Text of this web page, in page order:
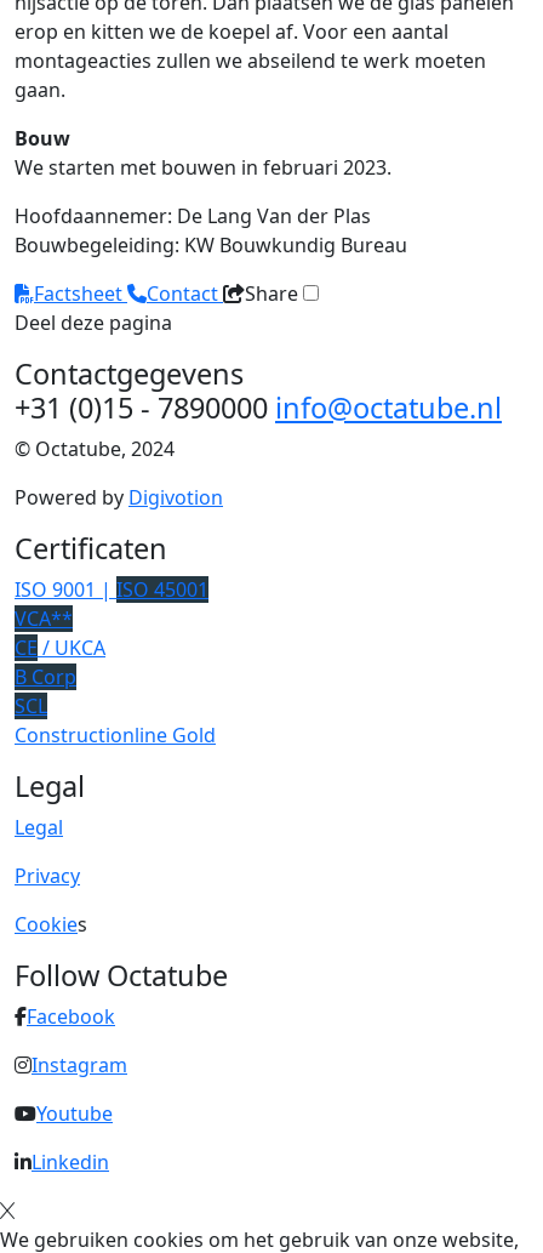
erop en kitten we de koepel af. Voor een aantal
montageacties zullen we abseilend te werk moeten
gaan.
Bouw
We starten met bouwen in februari 2023.
Hoofdaannemer: De Lang Van der Plas
Bouwbegeleiding: KW Bouwkundig Bureau
Factsheet
Contact
Share
Deel deze pagina
Contactgegevens
+31 (0)15 - 7890000 info@octatube.nl
© Octatube, 2024
Powered by Digivotion
Certificaten
ISO 9001 | ISO 45001
VCA**
CE / UKCA
B Corp
SCL
Constructionline Gold
Legal
Legal
Privacy
Cookies
Follow Octatube
Facebook
Instagram
Youtube
Linkedin
We gebruiken cookies om het gebruik van onze website,